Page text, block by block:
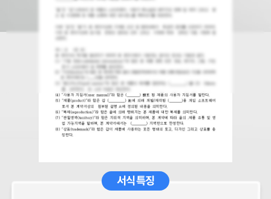
서식 특징